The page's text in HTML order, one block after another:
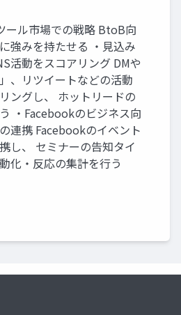
ール市場での戦略 BtoB向
強みを持たせる ・見込み
活動をスコアリング DMや
」、リツイートなどの活動
ングし、 ホットリードの
・Facebookのビジネス向
連携 Facebookのイベント
し、 セミナーの告知タイ
化・反応の集計を行う